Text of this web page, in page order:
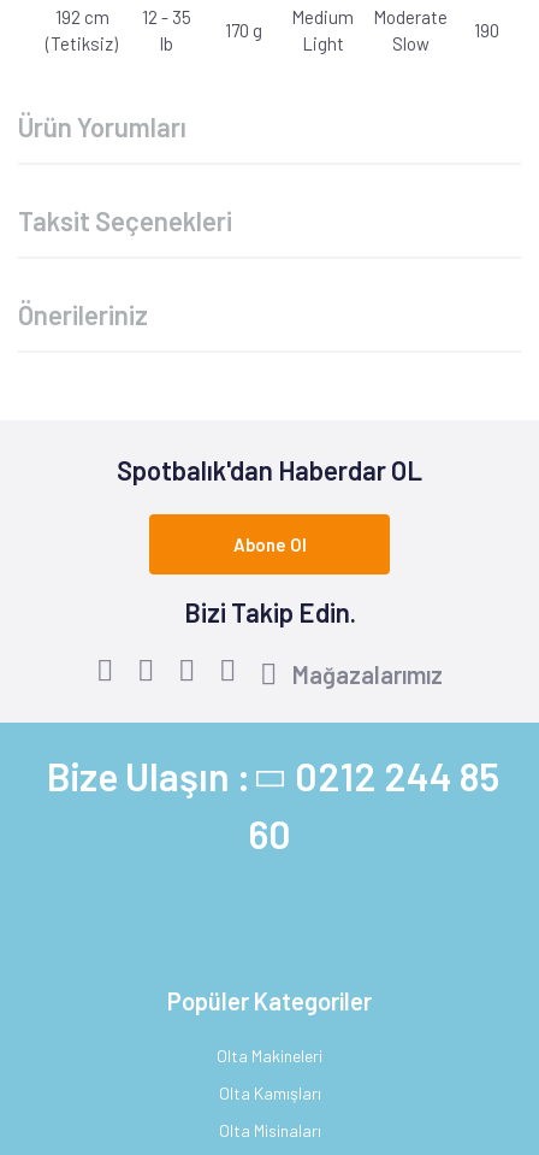
192 cm
(Tetiksiz)
12 - 35
lb
170 g
Medium
Light
Moderate
Slow
190 g
Ürün Yorumları
Taksit Seçenekleri
Önerileriniz
Spotbalık'dan Haberdar OL
Abone Ol
Bizi Takip Edin.
Mağazalarımız
Bize Ulaşın : 0212 244 85
60
Popüler Kategoriler
Olta Makineleri
Olta Kamışları
Olta Misinaları